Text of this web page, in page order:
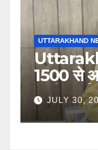
UTTARAKHAND
1500 से
मंत्री धन
JULY 30,